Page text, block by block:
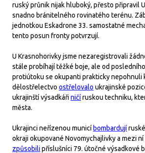
ruský průnik nijak hluboký, přesto připravil
snadno bránitelného rovinatého terénu.
jednotkou Eskadrone 33. samostatné
tento posun fronty potvrzují.
U Krasnohorivky jsme nezaregistrovali
stále probíhají těžké boje, ale od
protiútoku se okupanti prakticky nepohnuli
dělostřelectvo ostřelovalo ukrajinské
ukrajinští výsadkářiničíruskou techniku,
města.
Ukrajinci neřízenou municí bombardují
okraji okupované Novomychajlivky a mezi ní
způsobilipříslušníci 79. útočné výsadkové